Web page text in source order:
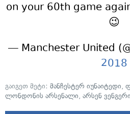
on your 60th game
😉
— Manchester United
2018
გაიგეთ მეტი: მანჩესტერ იუნაიტედი,
ლონდონის არსენალი, არსენ ვენგერი